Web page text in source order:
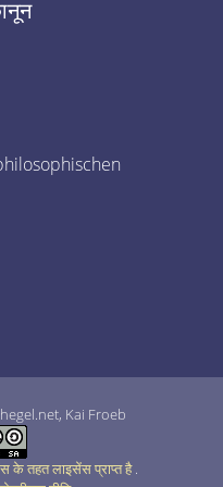
Kai Froeb
के तहत लाइसेंस प्राप्त है.